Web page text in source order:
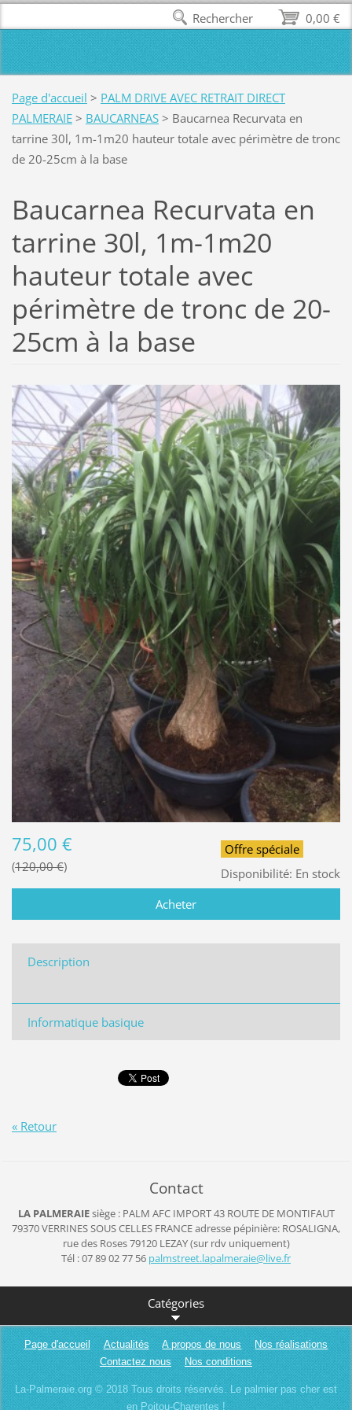
Page d'accueil > PALM DRIVE AVEC RETRAIT DIRECT
PALMERAIE > BAUCARNEAS > Baucarnea Recurvata en
tarrine 30l, 1m-1m20 hauteur totale avec périmètre de tronc
de 20-25cm à la base
Baucarnea Recurvata en
tarrine 30l, 1m-1m20
hauteur totale avec
périmètre de tronc de 20-
25cm à la base
Offre spéciale
Disponibilité: En stock
75,00 €
120,00 €
Description
Informatique basique
« Retour
Contact
LA PALMERAIEsiège : PALM AFC IMPORT43 ROUTE DE MONTIFAUT
79370 VERRINES SOUS CELLES FRANCEadresse pépinière: ROSALIGNA,
rue des Roses 79120 LEZAY (sur rdv uniquement)
Tél : 07 89 02 77 56 palmstreet.lapalmeraie@live.fr
Catégories
Page d'accueil Actualités A propos de nous
Nos réalisations
Contactez nous
Nos conditions
La-Palmeraie.org © 2018 Tous droits réservés. Le palmier pas cher est
en Poitou-Charentes !
0,00 €
Rechercher